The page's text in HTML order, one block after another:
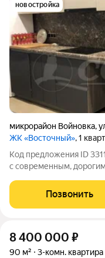
новостройка
микрорайон Войновка,
ЖК «Восточный», 1
Код предложения ID
с современным,
индивидуальному
высококачественных
Позвонить
8 400 000 ₽
90 м² 3-комн. квартира